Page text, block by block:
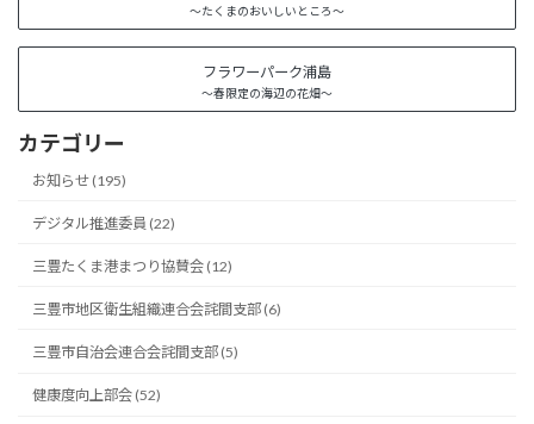
～たくまのおいしいところ～
フラワーパーク浦島
～春限定の海辺の花畑～
カテゴリー
お知らせ (195)
デジタル推進委員 (22)
三豊たくま港まつり協賛会 (12)
三豊市地区衛生組織連合会詫間支部 (6)
三豊市自治会連合会詫間支部 (5)
健康度向上部会 (52)